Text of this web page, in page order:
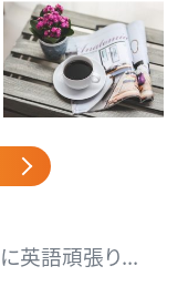
英語頑張り...